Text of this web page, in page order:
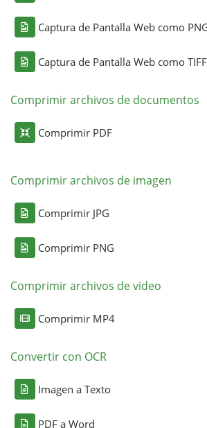
Captura de Pantalla Web como
Captura de Pantalla Web como TIFF
Comprimir archivos de documentos
Comprimir PDF
Comprimir archivos de imagen
Comprimir JPG
Comprimir PNG
Comprimir archivos de video
Comprimir MP4
Convertir con OCR
Imagen a Texto
PDF a Word